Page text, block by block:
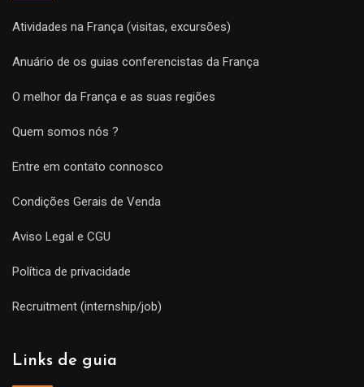
Atividades na França (visitas, excursões)
Anuário de os guias conferencistas da França
O melhor da França e as suas regiões
Quem somos nós ?
Entre em contato connosco
Condições Gerais de Venda
Aviso Legal e CGU
Política de privacidade
Recruitment (internship/job)
Links de guia